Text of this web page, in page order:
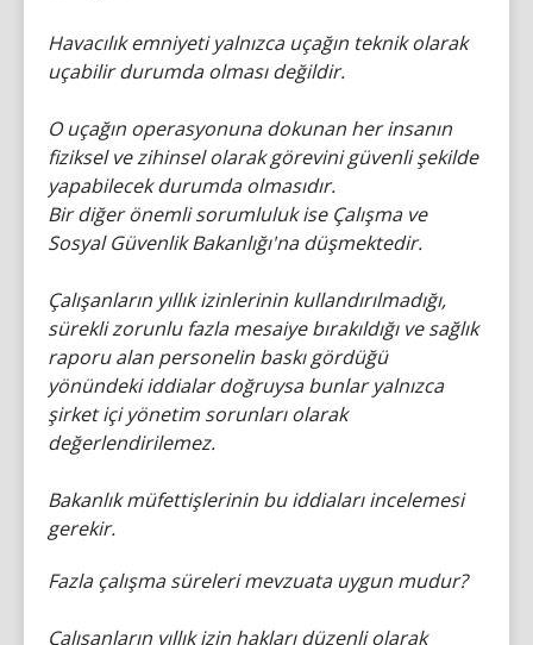
Havacılık emniyeti yalnızca uçağın teknik olarak
uçabilir durumda olması değildir.
O uçağın operasyonuna dokunan her insanın
fiziksel ve zihinsel olarak görevini güvenli şekilde
yapabilecek durumda olmasıdır.
Bir diğer önemli sorumluluk ise Çalışma ve
Sosyal Güvenlik Bakanlığı'na düşmektedir.
Çalışanların yıllık izinlerinin kullandırılmadığı,
sürekli zorunlu fazla mesaiye bırakıldığı ve sağlık
raporu alan personelin baskı gördüğü
yönündeki iddialar doğruysa bunlar yalnızca
şirket içi yönetim sorunları olarak
değerlendirilemez.
Bakanlık müfettişlerinin bu iddiaları incelemesi
gerekir.
Fazla çalışma süreleri mevzuata uygun mudur?
Çalışanların yıllık izin hakları düzenli olarak